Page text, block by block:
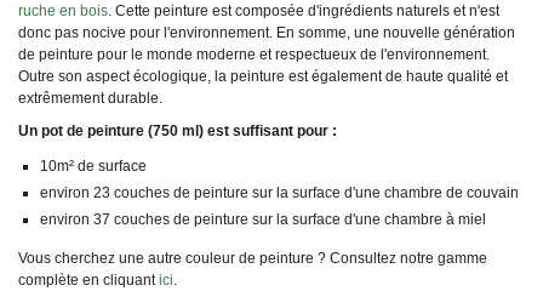
ruche en bois . Cette peinture est composée d'ingrédients naturels et n'est
donc pas nocive pour l'environnement. En somme, une nouvelle génération
de peinture pour le monde moderne et respectueux de l'environnement.
Outre son aspect écologique, la peinture est également de haute qualité et
extrêmement durable.
Un pot de peinture (750 ml) est suffisant pour :
10m² de surface
environ 23 couches de peinture sur la surface d'une chambre de couvain
environ 37 couches de peinture sur la surface d'une chambre à miel
Vous cherchez une autre couleur de peinture ? Consultez notre gamme
complète en cliquantici